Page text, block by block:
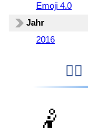
Emoji 4.0
Jahr
2016
🤾